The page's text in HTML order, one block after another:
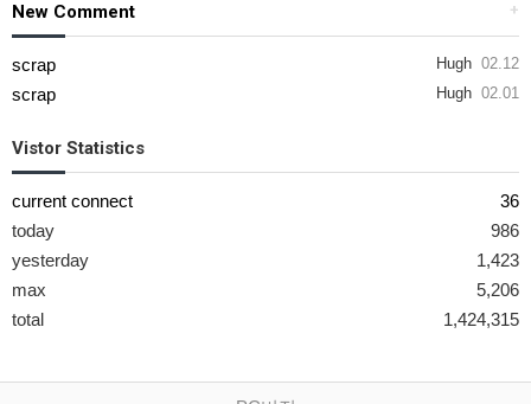
+
New Comment
Hugh 02.12
scrap
Hugh 02.01
scrap
Vistor Statistics
current connect
36
today
986
yesterday
1,423
max
5,206
total
1,424,315